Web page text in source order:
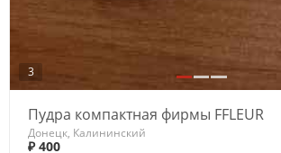
3
Пудра компактная фирмы FFLEUR
Донецк, Калининский
₽ 400